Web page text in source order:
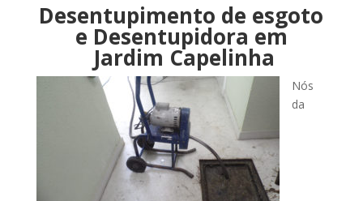
Desentupimento de esgoto
e Desentupidora em
Jardim Capelinha
Nós
da